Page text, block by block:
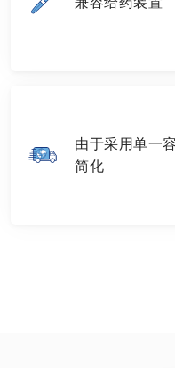
由于采用单一
简化